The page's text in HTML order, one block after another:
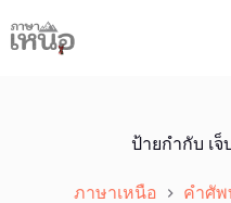
to
content
ป้ายกำกับ เ
ภาษาเหนือ คำศัพ